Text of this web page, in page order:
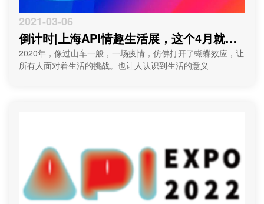
2021-03-06
倒计时|上海API情趣生活展，这个4月就等
你来！
2020年，像过山车一般，一场疫情，仿佛打开了蝴蝶效应，让
所有人面对着生活的挑战。也让人认识到生活的意义